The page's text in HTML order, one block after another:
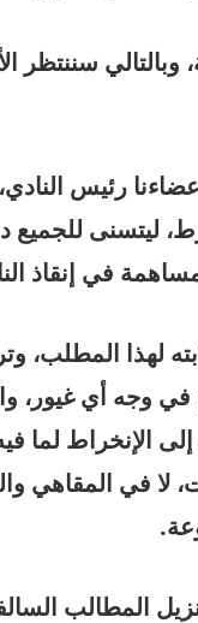
سننتظر
رئيس
ليتسنى للجميع
في إنقاذ
لهذا المطلب،
في وجه أي غيور،
الإنخراط لما
في المقاهي
المطالب